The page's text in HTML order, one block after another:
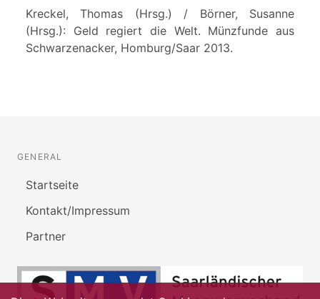
Kreckel, Thomas (Hrsg.) / Börner, Susanne
(Hrsg.): Geld regiert die Welt. Münzfunde aus
Schwarzenacker, Homburg/Saar 2013.
GENERAL
Startseite
Kontakt/Impressum
Partner